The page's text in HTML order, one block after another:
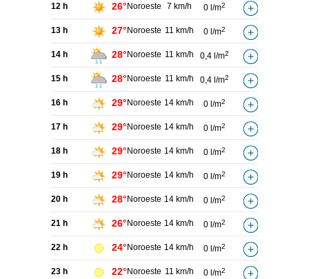
12 h 26° Noroeste 7 km/h 0 l/m2
13 h 27° Noroeste 11 km/h 0 l/m2
14 h 28° Noroeste 11 km/h 0,4 l/m2
15 h 28° Noroeste 11 km/h 0,4 l/m2
16 h 29° Noroeste 14 km/h 0 l/m2
17 h 29° Noroeste 14 km/h 0 l/m2
18 h 29° Noroeste 14 km/h 0 l/m2
19 h 29° Noroeste 14 km/h 0 l/m2
20 h 28° Noroeste 14 km/h 0 l/m2
21 h 26° Noroeste 14 km/h 0 l/m2
22 h 24° Noroeste 14 km/h 0 l/m2
23 h 22° Noroeste 11 km/h 0 l/m2